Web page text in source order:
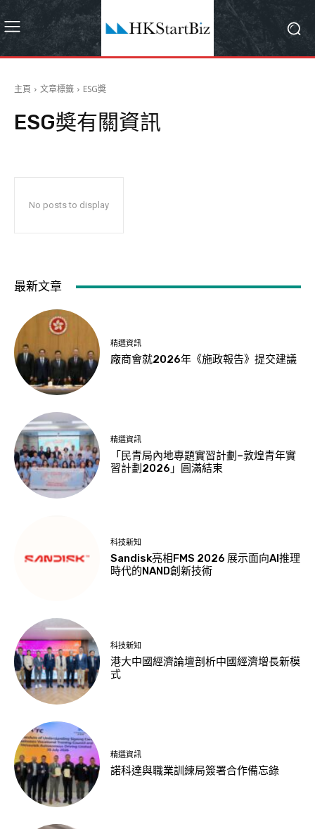
主頁 文章標籤 ESG奬
ESG奬有關資訊
No posts to display
最新文章
精選資訊
廠商會就2026年《施政報告》提交建議
精選資訊
「民青局內地專題實習計劃–敦煌青年實
習計劃2026」圓滿結束
科技新知
Sandisk亮相FMS 2026 展示面向AI推理
時代的NAND創新技術
科技新知
港大中國經濟論壇剖析中國經濟增長新模
式
精選資訊
諾科達與職業訓練局簽署合作備忘錄